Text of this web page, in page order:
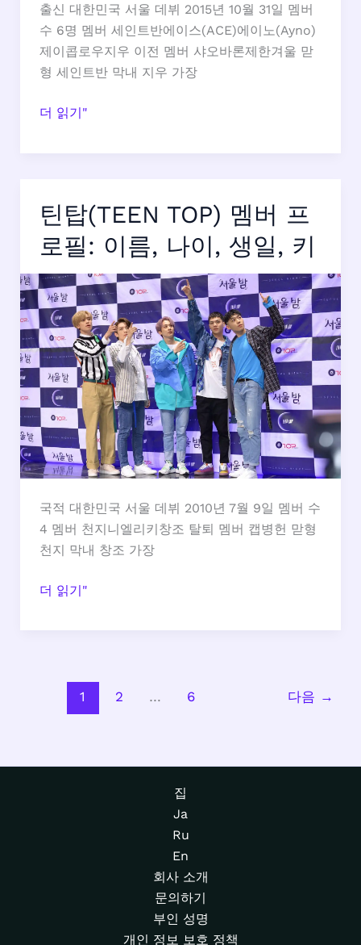
출신 대한민국 서울 데뷔 2015년 10월 31일 멤버
수 6명 멤버 세인트반에이스(ACE)에이노(Ayno)
제이콥로우지우 이전 멤버 샤오바론제한겨울 맏
형 세인트반 막내 지우 가장
VAV
필:
본
명,
나
이,
생
일,
키
정
리
더 읽기"
틴탑(TEEN TOP) 멤버 프
로필: 이름, 나이, 생일, 키
국적 대한민국 서울 데뷔 2010년 7월 9일 멤버 수
4 멤버 천지니엘리키창조 탈퇴 멤버 캡병헌 맏형
천지 막내 창조 가장
틴
더 읽기"
1 2 … 6 다음 →
집
Ja
Ru
En
회사 소개
문의하기
부인 성명
개인 정보 보호 정책